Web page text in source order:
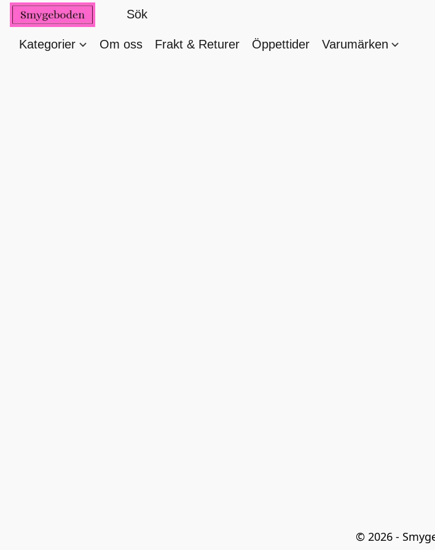
Kategorier Om oss Frakt & Returer Öppettider Varumärken
© 2026 -